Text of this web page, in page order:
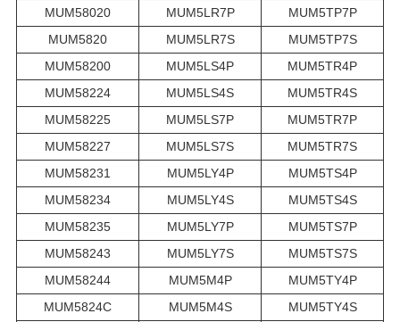
MUM58020
MUM5LR7P
MUM5TP7P
MUM5820
MUM5LR7S
MUM5TP7S
MUM58200
MUM5LS4P
MUM5TR4P
MUM58224
MUM5LS4S
MUM5TR4S
MUM58225
MUM5LS7P
MUM5TR7P
MUM58227
MUM5LS7S
MUM5TR7S
MUM58231
MUM5LY4P
MUM5TS4P
MUM58234
MUM5LY4S
MUM5TS4S
MUM58235
MUM5LY7P
MUM5TS7P
MUM58243
MUM5LY7S
MUM5TS7S
MUM58244
MUM5M4P
MUM5TY4P
MUM5824C
MUM5M4S
MUM5TY4S